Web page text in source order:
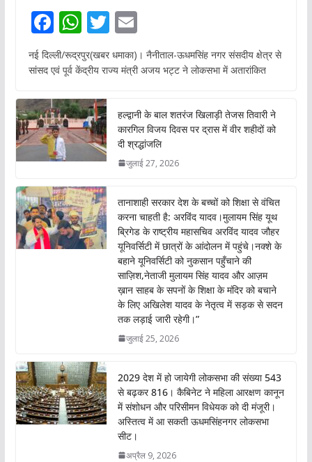
F
ac
e
o
o
k
W
h
at
A
p
p
T
w
itt
E
m
ai
नई दिल्ली/रूद्रपुर(खबर धमाका)। नैनीताल-ऊधमसिंह नगर संसदीय क्षेत्र से
सांसद एवं पूर्व केंद्रीय राज्य मंत्री अजय भट्ट ने लोकसभा में अतारांकित
हल्द्वानी के बाल शतरंज खिलाड़ी तेजस तिवारी ने
कारगिल विजय दिवस पर द्रास में वीर शहीदों को
दी श्रद्धांजलि
जुलाई 27, 2026
तानाशाही सरकार देश के बच्चों को शिक्षा से वंचित
करना चाहती है: अरविंद यादव।मुलायम सिंह यूथ
ब्रिगेड के राष्ट्रीय महासचिव अरविंद यादव जौहर
यूनिवर्सिटी में छात्रों के आंदोलन में पहुंचे।नक्शे के
बहाने यूनिवर्सिटी को नुकसान पहुँचाने की
साज़िश,नेताजी मुलायम सिंह यादव और आज़म
ख़ान साहब के सपनों के शिक्षा के मंदिर को बचाने
के लिए अखिलेश यादव के नेतृत्व में सड़क से सदन
तक लड़ाई जारी रहेगी।”
जुलाई 25, 2026
2029 देश में हो जायेगी लोकसभा की संख्या 543
से बढ़कर 816। कैबिनेट ने महिला आरक्षण कानून
में संशोधन और परिसीमन विधेयक को दी मंजूरी।
अस्तित्व में आ सकती ऊधमसिंहनगर लोकसभा
सीट।
अप्रैल 9, 2026